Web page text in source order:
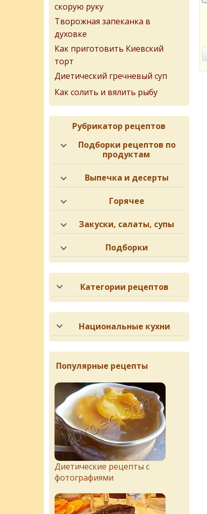
скорую руку
Творожная запеканка в
духовке
Как приготовить Киевский
торт
Диетический гречневый суп
Как солить и вялить рыбу
Рубрикатор рецептов
Подборки рецептов по
продуктам
Выпечка и десерты
Горячее
Закуски, салаты, супы
Подборки
Категории рецептов
Национальные кухни
Популярные рецепты
Диетические рецепты с
фотографиями